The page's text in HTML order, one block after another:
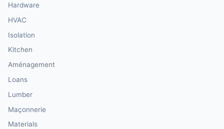
Hardware
HVAC
Isolation
Kitchen
Aménagement
Loans
Lumber
Maçonnerie
Materials